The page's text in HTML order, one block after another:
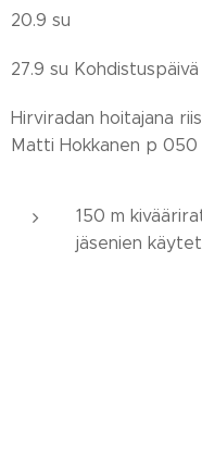
20.9 su
27.9 su
Hirviradan hoitajana
Matti Hokkanen p 050
150 m
jäsenien